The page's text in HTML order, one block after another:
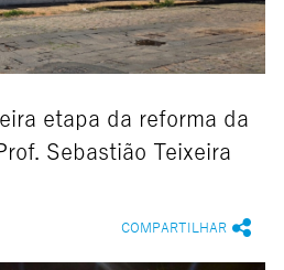
etapa da reforma da
Sebastião Teixeira
COMPARTILHAR